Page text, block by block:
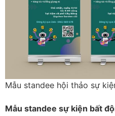
Mẫu standee hội thảo sự
Mẫu standee sự kiện bất